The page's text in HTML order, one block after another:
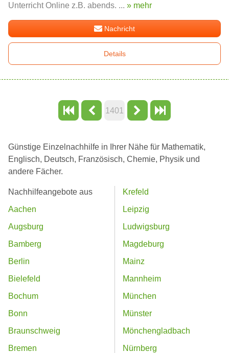
Unterricht Online z.B. abends. ... » mehr
Nachricht
Details
1401
Günstige Einzelnachhilfe in Ihrer Nähe für Mathematik,
Englisch, Deutsch, Französisch, Chemie, Physik und
andere Fächer.
Nachhilfeangebote aus
Aachen
Augsburg
Bamberg
Berlin
Bielefeld
Bochum
Bonn
Braunschweig
Bremen
Krefeld
Leipzig
Ludwigsburg
Magdeburg
Mainz
Mannheim
München
Münster
Mönchengladbach
Nürnberg